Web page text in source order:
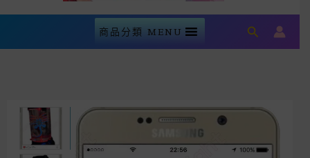
商品分類 MENU Search